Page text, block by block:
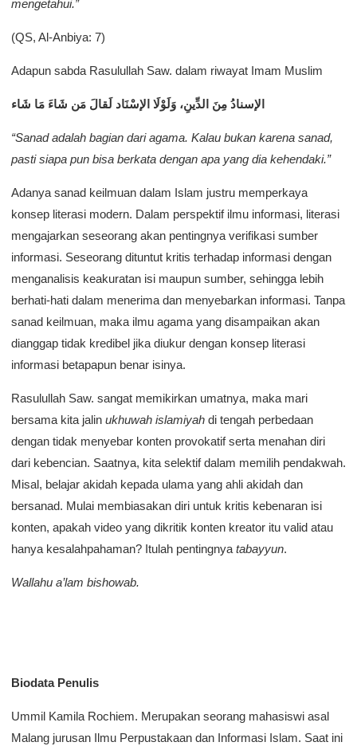
mengetahui.”
(QS, Al-Anbiya: 7)
Adapun sabda Rasulullah Saw. dalam riwayat Imam Muslim
الإسنادُ مِنَ الدِّينِ، وَلَوْلَا الإسْنَاد لَقالَ مَن شَاءَ مَا شَاء
“Sanad adalah bagian dari agama. Kalau bukan karena sanad,
pasti siapa pun bisa berkata dengan apa yang dia kehendaki.”
Adanya sanad keilmuan dalam Islam justru memperkaya
konsep literasi modern. Dalam perspektif ilmu informasi, literasi
mengajarkan seseorang akan pentingnya verifikasi sumber
informasi. Seseorang dituntut kritis terhadap informasi dengan
menganalisis keakuratan isi maupun sumber, sehingga lebih
berhati-hati dalam menerima dan menyebarkan informasi. Tanpa
sanad keilmuan, maka ilmu agama yang disampaikan akan
dianggap tidak kredibel jika diukur dengan konsep literasi
informasi betapapun benar isinya.
Rasulullah Saw. sangat memikirkan umatnya, maka mari
bersama kita jalin ukhuwah islamiyah di tengah perbedaan
dengan tidak menyebar konten provokatif serta menahan diri
dari kebencian. Saatnya, kita selektif dalam memilih pendakwah.
Misal, belajar akidah kepada ulama yang ahli akidah dan
bersanad. Mulai membiasakan diri untuk kritis kebenaran isi
konten, apakah video yang dikritik konten kreator itu valid atau
hanya kesalahpahaman? Itulah pentingnya tabayyun.
Wallahu a’lam bishowab.
Biodata Penulis
Ummil Kamila Rochiem. Merupakan seorang mahasiswi asal
Malang jurusan Ilmu Perpustakaan dan Informasi Islam. Saat ini